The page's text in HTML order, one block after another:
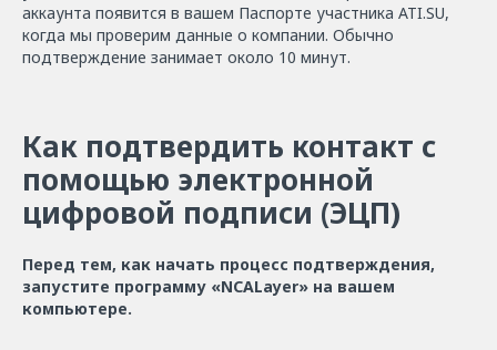
аккаунта появится в вашем Паспорте участника ATI.SU,
когда мы проверим данные о компании. Обычно
подтверждение занимает около 10 минут.
Как подтвердить контакт с
помощью электронной
цифровой подписи (ЭЦП)
Перед тем, как начать процесс подтверждения,
запустите программу «NCАLayer» на вашем
компьютере.